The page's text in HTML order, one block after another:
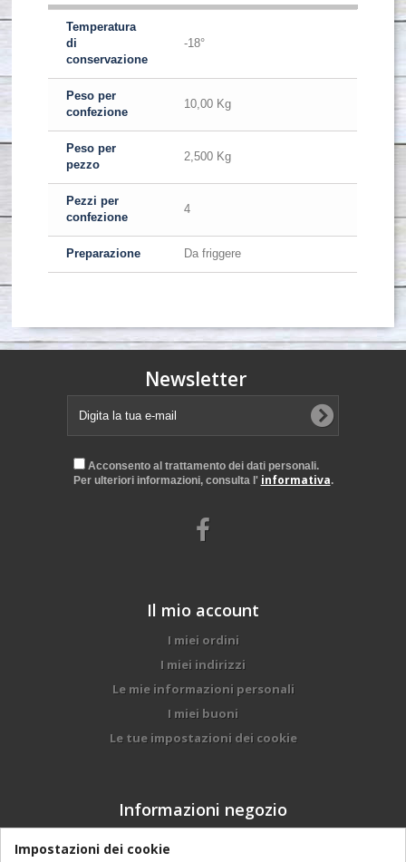
Temperatura
di
conservazione
-18°
Peso per
confezione
10,00 Kg
Peso per
pezzo
2,500 Kg
Pezzi per
confezione
4
Preparazione Da friggere
Newsletter
Acconsento al trattamento dei dati personali.
Per ulteriori informazioni, consulta l' informativa.
Il mio account
I miei ordini
I miei indirizzi
Le mie informazioni personali
I miei buoni
Le tue impostazioni dei cookie
Informazioni negozio
DALMONEGO BRUNO & FIGLI srl, Via Trento, 97
Impostazioni dei cookie